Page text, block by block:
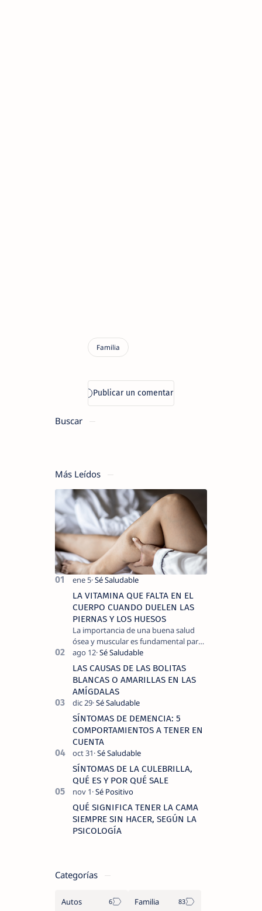
Buscar
Más Leídos
LA VITAMINA QUE FALTA EN EL
CUERPO CUANDO DUELEN LAS
PIERNAS Y LOS HUESOS
La importancia de una buena salud
ósea y muscular es fundamental para
llevar una vida activa y sin dolor,
cuando experimentamos dolor en las
piernas …
LAS CAUSAS DE LAS BOLITAS
BLANCAS O AMARILLAS EN LAS
AMÍGDALAS
SÍNTOMAS DE DEMENCIA: 5
COMPORTAMIENTOS A TENER EN
CUENTA
SÍNTOMAS DE LA CULEBRILLA,
QUÉ ES Y POR QUÉ SALE
QUÉ SIGNIFICA TENER LA CAMA
SIEMPRE SIN HACER, SEGÚN LA
PSICOLOGÍA
Categorías
Autos Familia